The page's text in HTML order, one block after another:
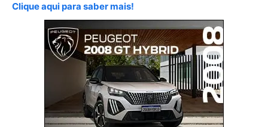
Clique aqui para saber mais!